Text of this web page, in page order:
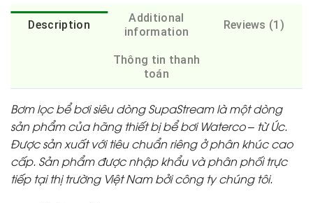
Description
Additional
information
Reviews (1)
Thông tin thanh
toán
Bơm lọc bể bơi siêu dòng SupaStream là một dòng
sản phẩm của hãng thiết bị bể bơi Waterco – từ Úc.
Được sản xuất với tiêu chuẩn riêng ở phân khúc cao
cấp. Sản phẩm được nhập khẩu và phân phối trực
tiếp tại thị trường Việt Nam bởi công ty chúng tôi.